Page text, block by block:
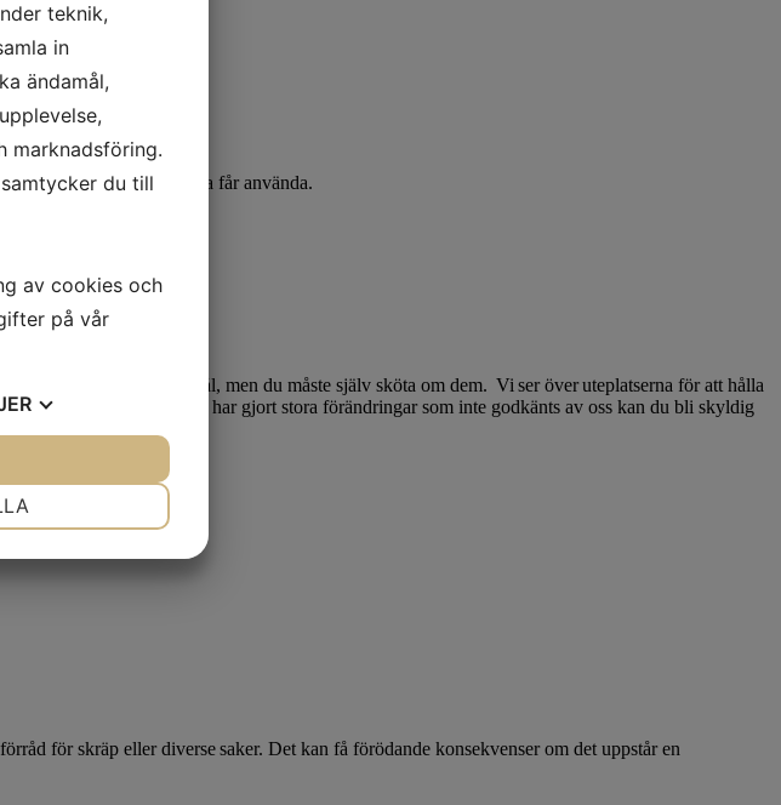
grillplatser som du gärna får använda.
konsekvenser.
utefter dina önskemål, men du måste själv sköta om dem. Vi ser över uteplatserna för att hålla
Om du ska flytta och har gjort stora förändringar som inte godkänts av oss kan du bli skyldig
för skräp eller diverse saker. Det kan få förödande konsekvenser om det uppstår en
teknik,
in
ändamål,
marknadsföring.
du till
av cookies och
på vår